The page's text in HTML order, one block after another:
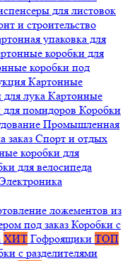
для листовок
и строительство
упаковка для
коробки для
коробки под
Картонные
лука Картонные
помидоров Коробки
Промышленная
заказ Спорт и отдых
коробки для
для велосипеда
ложементов из
под заказ Коробки с
ХИТ Гофроящики ТОП
с разделителями